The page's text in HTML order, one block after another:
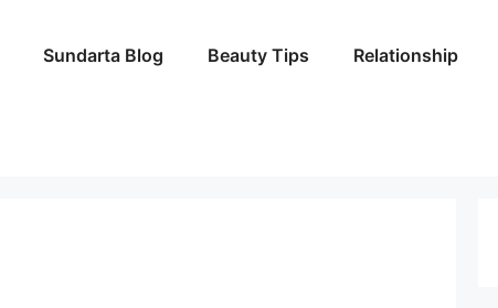
Sundarta Blog Beauty Tips Relationship